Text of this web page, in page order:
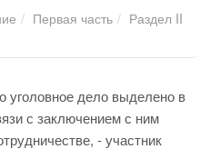
Первая часть
Раздел II
уголовное дело выделено в
с заключением с ним
- участник